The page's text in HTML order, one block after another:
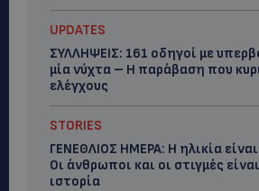
UPDATES
ΣΥΛΛΗΨΕΙΣ: 161 οδηγοί με
μία νύχτα – Η παράβαση που
ελέγχους
STORIES
ΓΕΝΕΘΛΙΟΣ ΗΜΕΡΑ: Η ηλικία
Οι άνθρωποι και οι στιγμές
ιστορία